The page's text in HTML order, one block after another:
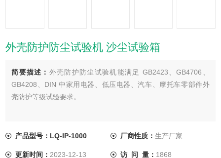
外壳防护防尘试验机 沙尘试验箱
简要描述： 外壳防护防尘试验机能满足 GB2423、GB4706、
GB4208、DIN 中家用电器、低压电器、汽车、摩托车零部件外
壳防护等级试验要求。
产品型号：LQ-IP-1000 厂商性质： 生产厂家
更新时间： 2023-12-13 访 问 量： 1868